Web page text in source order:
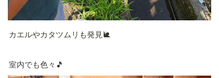
カエルやカタツムリも発見🐌
室内でも色々🎵